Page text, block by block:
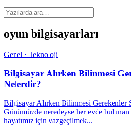
oyun bilgisayarları
Genel · Teknoloji
Bilgisayar Alırken Bilinmesi
Nelerdir?
Bilgisayar Alırken Bilinmesi Gerekenler
Günümüzde neredeyse her evde
hayatımız için vazgeçilmek...